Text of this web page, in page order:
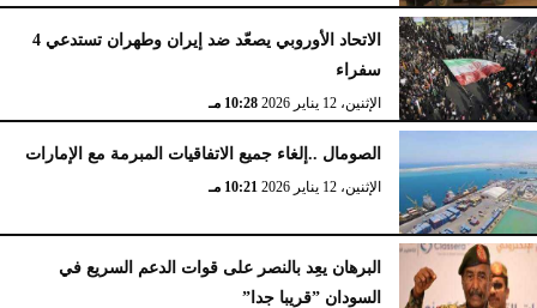
الاتحاد الأوروبي يصعّد ضد إيران وطهران تستدعي 4
سفراء
الإثنين، 12 يناير 2026 10:28 مـ
الصومال ..إلغاء جميع الاتفاقيات المبرمة مع الإمارات
الإثنين، 12 يناير 2026 10:21 مـ
البرهان يعِد بالنصر على قوات الدعم السريع في
السودان ”قريبا جدا”